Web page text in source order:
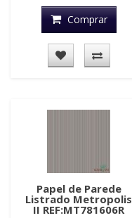
Comprar
Papel de Parede
Listrado Metropolis
II REF:MT781606R